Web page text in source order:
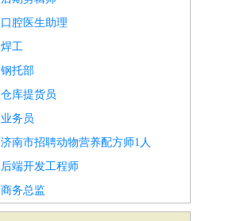
口腔医生助理
焊工
钢托部
仓库提货员
业务员
济南市招聘动物营养配方师1人
后端开发工程师
商务总监